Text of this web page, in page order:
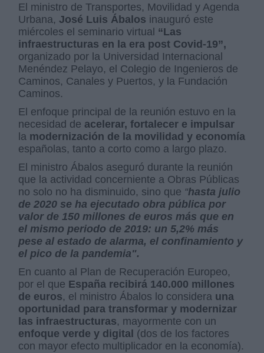
El ministro de Transportes, Movilidad y Agenda
Urbana, José Luis Ábalos inauguró este
miércoles el seminario virtual “Las
infraestructuras en la era post Covid-19”,
organizado por la Universidad Internacional
Menéndez Pelayo, el Colegio de Ingenieros de
Caminos, Canales y Puertos, y la Fundación
Caminos.
El enfoque principal de la reunión estuvo en la
necesidad de acelerar, fortalecer e impulsar
la modernización de la movilidad y economía
españolas, tanto a corto como a largo plazo.
El ministro Ábalos aseguró durante la reunión
que la actividad concerniente a Obras Públicas
no solo no ha disminuido, sino que “hasta julio
de 2020 se ha ejecutado obra pública por
valor de 150 millones de euros más que en
el mismo periodo de 2019: un 5,2% más
pese al estado de alarma, el confinamiento y
el pico de la pandemia".
En cuanto al Plan de Recuperación Europeo,
por el que España recibirá 140.000 millones
de euros, el ministro Ábalos lo considera una
oportunidad para transformar y modernizar
las infraestructuras, mayormente con un
enfoque verde y digital (dos de los factores
con mayor efecto multiplicador en la economía).